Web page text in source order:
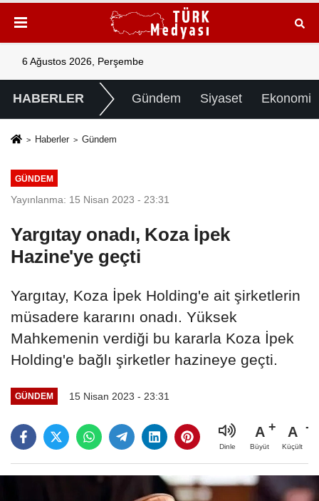
6 Ağustos 2026, Perşembe
HABERLER Gündem Siyaset Ekonomi
Haberler Gündem
GÜNDEM
Yayınlanma: 15 Nisan 2023 - 23:31
Yargıtay onadı, Koza İpek
Hazine'ye geçti
Yargıtay, Koza İpek Holding'e ait şirketlerin
müsadere kararını onadı. Yüksek
Mahkemenin verdiği bu kararla Koza İpek
Holding'e bağlı şirketler hazineye geçti.
GÜNDEM 15 Nisan 2023 - 23:31
Dinle
A
Büyüt
A
Küçült